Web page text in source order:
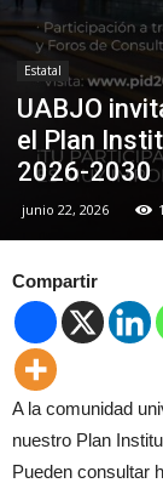
Estatal
UABJO
el Plan
2026-2030
junio 22, 2026
Compartir
A la comunidad
nuestro Plan
Pueden consultar